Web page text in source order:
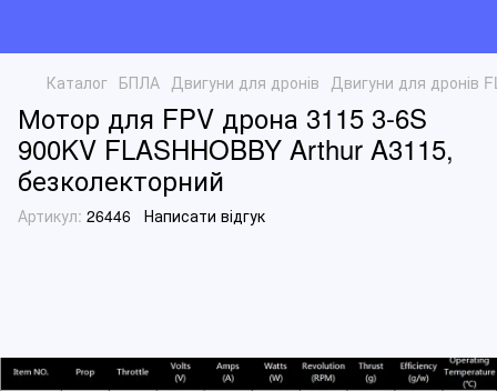
Каталог БПЛА Двигуни для дронів Двигуни для дронів
Мотор для FPV дрона 3115 3-6S
900KV FLASHHOBBY Arthur A3115,
безколекторний
Артикул: 26446 Написати відгук